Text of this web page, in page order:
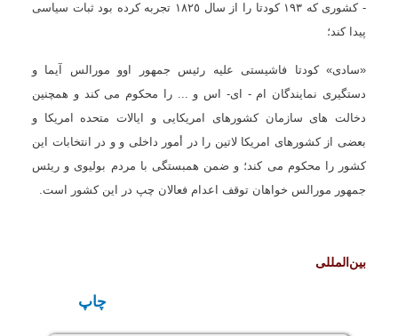
- كشورى كه ١٩٣ كودتا را از سال ١٨٢٥ تجربه كرده بود ثبات سیاسى
پیدا كند؛
«سادی» كودتا فاشیستى علیه رئیس جمهور اوو مورالس آیما و
دستگیرى نمایندگان ام - اى- اس و ... را محكوم می كند و همچنین
دخالت هاى سازمان كشورهاى امریكایی و ایالات متحده امریكا و
بعضى از كشورهاى امریكا لاتین را در أمور داخلى و و در انتخابات این
كشور را محكوم می کند؛ و ضمن همبستگى با مردم بولیوى و ریئس
جمهور مورالس خواهان توقف اعدام فعالان چپ در این كشور است.
بین‌المللی
چاپ